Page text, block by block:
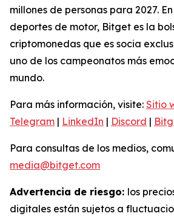
millones de personas para 2027.
deportes de motor, Bitget es la
criptomonedas que es socia
uno de los campeonatos más
mundo.
Para más información, visite: Sitio
Telegram | LinkedIn | Discord |
Para consultas de los medios,
media@bitget.com
Advertencia de riesgo: los
digitales están sujetos a